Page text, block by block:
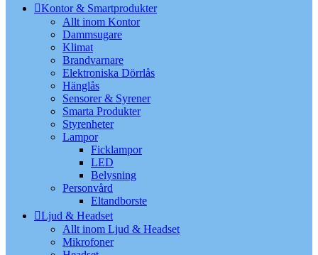
Kontor & Smartprodukter
Allt inom Kontor
Dammsugare
Klimat
Brandvarnare
Elektroniska Dörrlås
Hänglås
Sensorer & Syrener
Smarta Produkter
Styrenheter
Lampor
Ficklampor
LED
Belysning
Personvård
Eltandborste
Ljud & Headset
Allt inom Ljud & Headset
Mikrofoner